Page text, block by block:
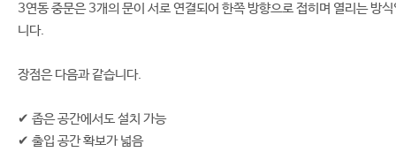
3연동 중문은 3개의 문이 서로 연결되어 한쪽 방향으로 접히며 열리는 방식
니다.
장점은 다음과 같습니다.
✔ 좁은 공간에서도 설치 가능
✔ 출입 공간 확보가 넓음